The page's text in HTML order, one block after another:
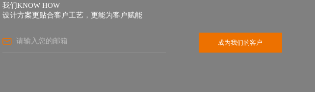
我们KNOW HOW
设计方案更贴合客户工艺，更能为客户赋能